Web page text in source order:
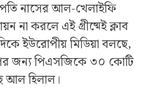
নাসের আল-খেলাইফি
না করলে এই গ্রীষ্মেই ক্লাব
ইউরোপীয় মিডিয়া বলছে,
জন্য পিএসজিকে ৩০ কোটি
আল হিলাল।